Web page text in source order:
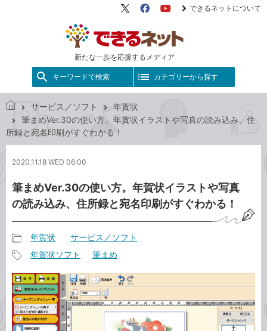
新たな一歩を応援するメディア
X（旧
FacebookYouTube
できるネットについて
キーワードで検索 カテゴリーから探す
で
き
ッ
サービス／ソフト
年賀状
筆まめVer.30の使い方。年賀状イラストや写真の読み込み、住
所録と宛名印刷がすぐわかる！
2020.11.18 WED 06:00
筆まめVer.30の使い方。年賀状イラストや写真
の読み込み、住所録と宛名印刷がすぐわかる！
事
カ
テ
ゴ
リ
年賀状 サービス／ソフト
事
タ
グ
年賀状ソフト 筆まめ